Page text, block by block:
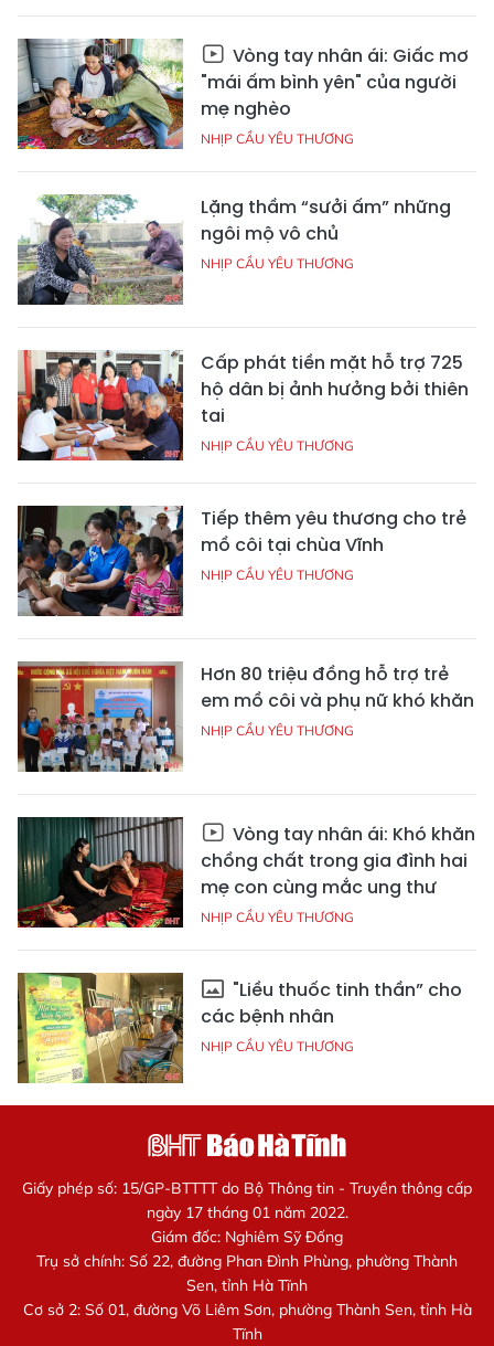
Vòng tay nhân ái: Giấc mơ
"mái ấm bình yên" của người
mẹ nghèo
NHỊP CẦU YÊU THƯƠNG
Lặng thầm “sưởi ấm” những
ngôi mộ vô chủ
NHỊP CẦU YÊU THƯƠNG
Cấp phát tiền mặt hỗ trợ 725
hộ dân bị ảnh hưởng bởi thiên
tai
NHỊP CẦU YÊU THƯƠNG
Tiếp thêm yêu thương cho trẻ
mồ côi tại chùa Vĩnh
NHỊP CẦU YÊU THƯƠNG
Hơn 80 triệu đồng hỗ trợ trẻ
em mồ côi và phụ nữ khó khăn
NHỊP CẦU YÊU THƯƠNG
Vòng tay nhân ái: Khó khăn
chồng chất trong gia đình hai
mẹ con cùng mắc ung thư
NHỊP CẦU YÊU THƯƠNG
"Liều thuốc tinh thần” cho
các bệnh nhân
NHỊP CẦU YÊU THƯƠNG
Giấy phép số: 15/GP-BTTTT do Bộ Thông tin - Truyền thông cấp
ngày 17 tháng 01 năm 2022.
Giám đốc: Nghiêm Sỹ Đống
Trụ sở chính: Số 22, đường Phan Đình Phùng, phường Thành
Sen, tỉnh Hà Tĩnh
Cơ sở 2: Số 01, đường Võ Liêm Sơn, phường Thành Sen, tỉnh Hà
Tĩnh